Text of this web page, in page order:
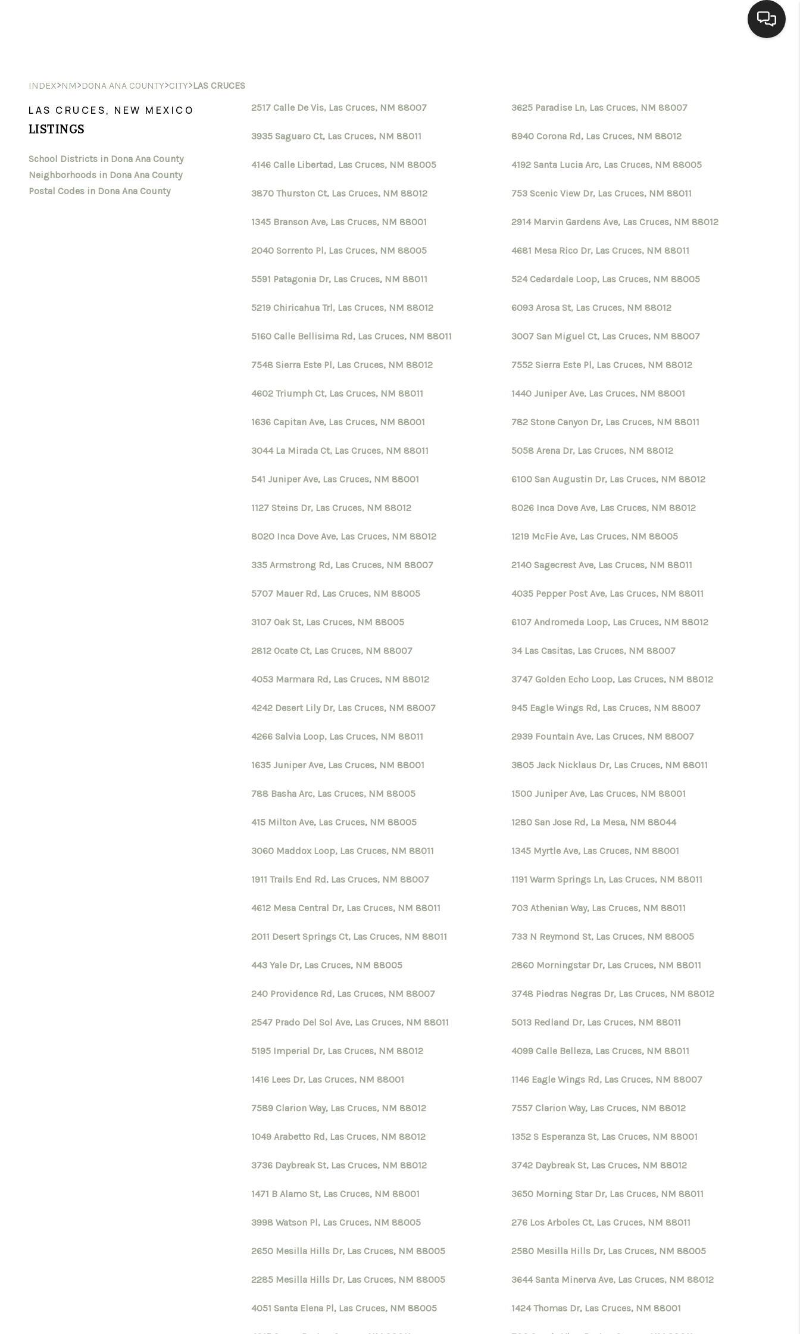
SEARCH LISTINGS
SELLING
HOMEVALUE
SELL A HOME IN LAS
SELL A HOME IN LAS
CRUCES_0
FINANCING
CONNECT
TOP AREAS
INDEX>NM>DONA ANA COUNTY>CITY>LAS CRUCES
LAS CRUCES, NEW MEXICO
LISTINGS
School Districts in Dona Ana County
Neighborhoods in Dona Ana County
Postal Codes in Dona Ana County
2517 Calle De Vis, Las Cruces, NM 88007 3625 Paradise Ln, Las Cruces, NM 88007
3935 Saguaro Ct, Las Cruces, NM 88011 8940 Corona Rd, Las Cruces, NM 88012
4146 Calle Libertad, Las Cruces, NM 88005 4192 Santa Lucia Arc, Las Cruces, NM 88005
3870 Thurston Ct, Las Cruces, NM 88012 753 Scenic View Dr, Las Cruces, NM 88011
1345 Branson Ave, Las Cruces, NM 88001 2914 Marvin Gardens Ave, Las Cruces, NM 88012
2040 Sorrento Pl, Las Cruces, NM 88005 4681 Mesa Rico Dr, Las Cruces, NM 88011
5591 Patagonia Dr, Las Cruces, NM 88011 524 Cedardale Loop, Las Cruces, NM 88005
5219 Chiricahua Trl, Las Cruces, NM 88012 6093 Arosa St, Las Cruces, NM 88012
5160 Calle Bellisima Rd, Las Cruces, NM 88011 3007 San Miguel Ct, Las Cruces, NM 88007
7548 Sierra Este Pl, Las Cruces, NM 88012 7552 Sierra Este Pl, Las Cruces, NM 88012
4602 Triumph Ct, Las Cruces, NM 88011 1440 Juniper Ave, Las Cruces, NM 88001
1636 Capitan Ave, Las Cruces, NM 88001 782 Stone Canyon Dr, Las Cruces, NM 88011
3044 La Mirada Ct, Las Cruces, NM 88011 5058 Arena Dr, Las Cruces, NM 88012
541 Juniper Ave, Las Cruces, NM 88001 6100 San Augustin Dr, Las Cruces, NM 88012
1127 Steins Dr, Las Cruces, NM 88012 8026 Inca Dove Ave, Las Cruces, NM 88012
8020 Inca Dove Ave, Las Cruces, NM 88012 1219 McFie Ave, Las Cruces, NM 88005
335 Armstrong Rd, Las Cruces, NM 88007 2140 Sagecrest Ave, Las Cruces, NM 88011
5707 Mauer Rd, Las Cruces, NM 88005 4035 Pepper Post Ave, Las Cruces, NM 88011
3107 Oak St, Las Cruces, NM 88005 6107 Andromeda Loop, Las Cruces, NM 88012
2812 Ocate Ct, Las Cruces, NM 88007 34 Las Casitas, Las Cruces, NM 88007
4053 Marmara Rd, Las Cruces, NM 88012 3747 Golden Echo Loop, Las Cruces, NM 88012
4242 Desert Lily Dr, Las Cruces, NM 88007 945 Eagle Wings Rd, Las Cruces, NM 88007
4266 Salvia Loop, Las Cruces, NM 88011 2939 Fountain Ave, Las Cruces, NM 88007
1635 Juniper Ave, Las Cruces, NM 88001 3805 Jack Nicklaus Dr, Las Cruces, NM 88011
788 Basha Arc, Las Cruces, NM 88005 1500 Juniper Ave, Las Cruces, NM 88001
415 Milton Ave, Las Cruces, NM 88005 1280 San Jose Rd, La Mesa, NM 88044
3060 Maddox Loop, Las Cruces, NM 88011 1345 Myrtle Ave, Las Cruces, NM 88001
1911 Trails End Rd, Las Cruces, NM 88007 1191 Warm Springs Ln, Las Cruces, NM 88011
4612 Mesa Central Dr, Las Cruces, NM 88011 703 Athenian Way, Las Cruces, NM 88011
2011 Desert Springs Ct, Las Cruces, NM 88011 733 N Reymond St, Las Cruces, NM 88005
443 Yale Dr, Las Cruces, NM 88005 2860 Morningstar Dr, Las Cruces, NM 88011
240 Providence Rd, Las Cruces, NM 88007 3748 Piedras Negras Dr, Las Cruces, NM 88012
2547 Prado Del Sol Ave, Las Cruces, NM 88011 5013 Redland Dr, Las Cruces, NM 88011
5195 Imperial Dr, Las Cruces, NM 88012 4099 Calle Belleza, Las Cruces, NM 88011
1416 Lees Dr, Las Cruces, NM 88001 1146 Eagle Wings Rd, Las Cruces, NM 88007
7589 Clarion Way, Las Cruces, NM 88012 7557 Clarion Way, Las Cruces, NM 88012
1049 Arabetto Rd, Las Cruces, NM 88012 1352 S Esperanza St, Las Cruces, NM 88001
3736 Daybreak St, Las Cruces, NM 88012 3742 Daybreak St, Las Cruces, NM 88012
1471 B Alamo St, Las Cruces, NM 88001 3650 Morning Star Dr, Las Cruces, NM 88011
3998 Watson Pl, Las Cruces, NM 88005 276 Los Arboles Ct, Las Cruces, NM 88011
2650 Mesilla Hills Dr, Las Cruces, NM 88005 2580 Mesilla Hills Dr, Las Cruces, NM 88005
2285 Mesilla Hills Dr, Las Cruces, NM 88005 3644 Santa Minerva Ave, Las Cruces, NM 88012
4051 Santa Elena Pl, Las Cruces, NM 88005 1424 Thomas Dr, Las Cruces, NM 88001